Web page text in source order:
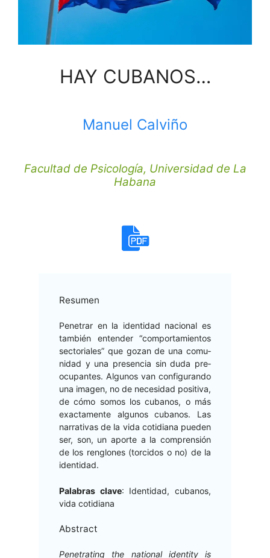
HAY CUBANOS…
Manuel Calviño
Facultad de Psicología, Universidad de La
Habana
Resumen
Pen­e­trar en la iden­ti­dad nacional es
tam­bién enten­der “com­por­tamien­tos
sec­to­ri­ales” que gozan de una comu­
nidad y una pres­en­cia sin duda pre­
ocu­pantes. Algunos van con­fig­u­ran­do
una ima­gen, no de necesi­dad pos­i­ti­va,
de cómo somos los cubanos, o más
exac­ta­mente algunos cubanos. Las
nar­ra­ti­vas de la vida cotid­i­ana pueden
ser, son, un aporte a la com­pren­sión
de los ren­glones (tor­ci­dos o no) de la
identidad.
Pal­abras clave: Iden­ti­dad, cubanos,
vida cotidiana
Abstract
Pen­e­trat­ing the nation­al iden­ti­ty is